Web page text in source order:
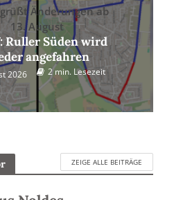
Änderungen ab
13. August
Ruller Süden wird
angefahren
2026 2 min. Lesezeit
ZEIGE ALLE BEITRÄGE